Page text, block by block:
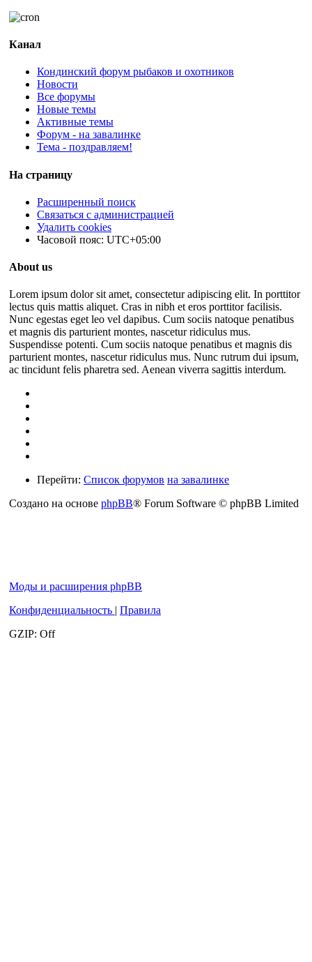
Канал
Кондинский форум рыбаков и охотников
Новости
Все форумы
Новые темы
Активные темы
Форум - на завалинке
Тема - поздравляем!
На страницу
Расширенный поиск
Связаться с администрацией
Удалить cookies
Часовой пояс: UTC+05:00
About us
Lorem ipsum dolor sit amet, consectetur adipiscing elit. In porttitor
lectus quis mattis aliquet. Cras in nibh et eros porttitor facilisis.
Nunc egestas eget leo vel dapibus. Cum sociis natoque penatibus
et magnis dis parturient montes, nascetur ridiculus mus.
Suspendisse potenti. Cum sociis natoque penatibus et magnis dis
parturient montes, nascetur ridiculus mus. Nunc rutrum dui ipsum,
ac tincidunt felis pharetra sed. Aenean viverra sagittis interdum.
Перейти: Список форумов на завалинке
Создано на основе phpBB® Forum Software © phpBB Limited
Моды и расширения phpBB
Конфиденциальность | Правила
GZIP: Off